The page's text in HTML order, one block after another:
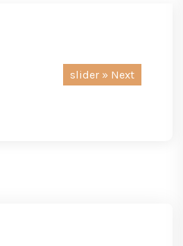
slider » Next